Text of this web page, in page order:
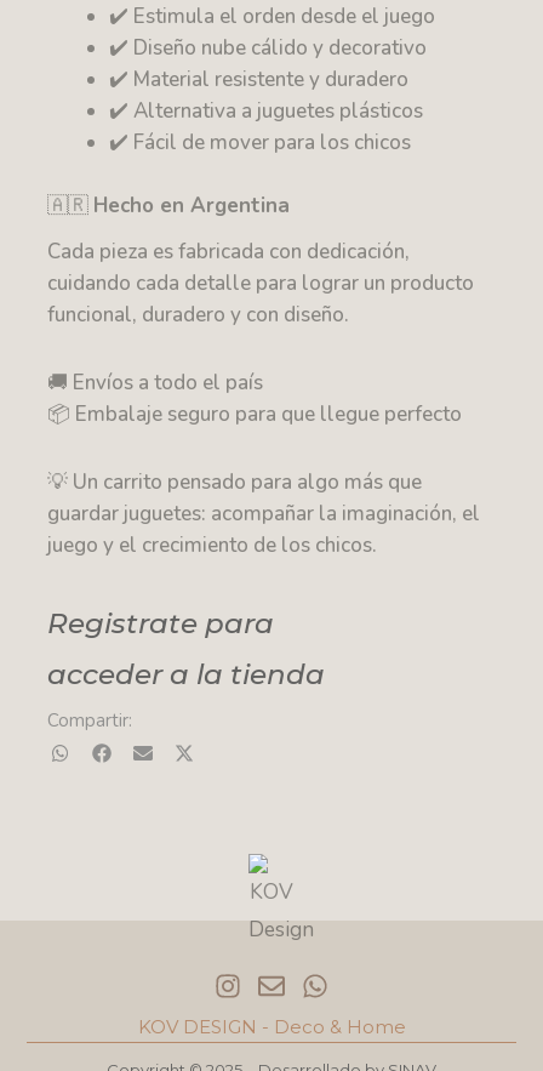
✔️ Estimula el orden desde el juego
✔️ Diseño nube cálido y decorativo
✔️ Material resistente y duradero
✔️ Alternativa a juguetes plásticos
✔️ Fácil de mover para los chicos
🇦🇷 Hecho en Argentina
Cada pieza es fabricada con dedicación,
cuidando cada detalle para lograr un producto
funcional, duradero y con diseño.
🚚 Envíos a todo el país
📦 Embalaje seguro para que llegue perfecto
💡 Un carrito pensado para algo más que
guardar juguetes: acompañar la imaginación, el
juego y el crecimiento de los chicos.
Registrate para
acceder a la tienda
Compartir:
n
s
t
n
v
e
h
a
t
KOV DESIGN - Deco & Home